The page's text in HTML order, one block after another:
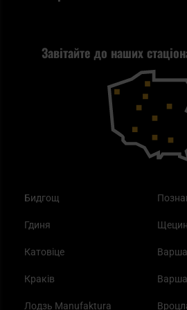
Tax Free
Завітайте до наших
Бидгощ
Гдиня
Катовіце
Краків
Лодзь Manufaktura
Щецин
Повернення товару
Blackout - що це таке?
Як працює маска від смогу?
Найкращі спальні мішки на осінь
Самозахист